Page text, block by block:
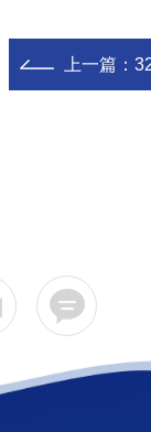
上一篇：